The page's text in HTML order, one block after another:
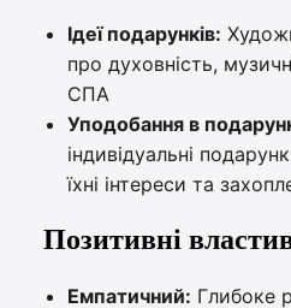
Ідеї подарунків:
про духовність,
СПА
Уподобання в
індивідуальні
їхні інтереси та
Позитивні
Емпатичний: Глибоке